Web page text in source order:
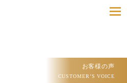
toggle
navigation
お客様の声
CUSTOMER’S VOICE